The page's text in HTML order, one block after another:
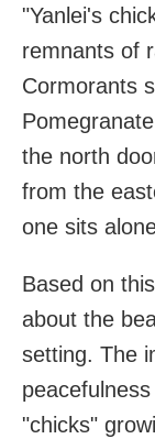
"Yanlei's
remnants of
Cormorants
the north
from the
one sits
Based on
about the
setting. The
"chicks"